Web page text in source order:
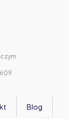
Blog